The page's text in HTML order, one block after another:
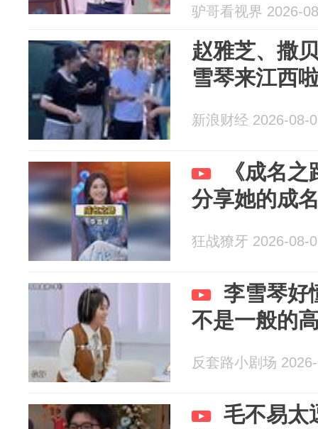
驴哥看视界 2026-
赵雅芝、撒
雪琴来江西
新浪财经 2026-08-
《成名
分享她的成
狂战獠牙 2026-08-
李雪琴好
不是一般的
反套路小剧场
毛不易太